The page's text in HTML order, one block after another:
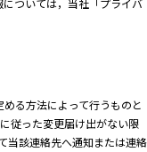
ついては，当社「プライバ
る方法によって行うものと
従った変更届け出がない限
当該連絡先へ通知または連絡